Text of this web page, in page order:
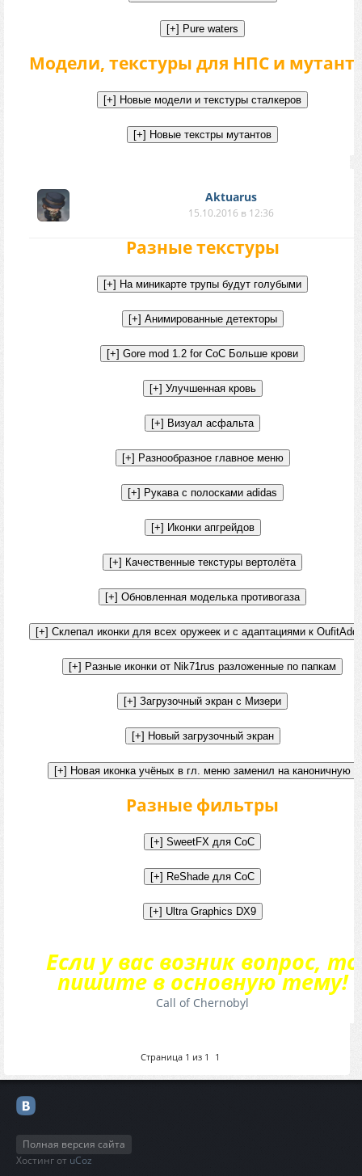
Модели, текстуры для НПС и
Aktuarus
15.10.2016 в 12:36
Разные текстуры
Разные фильтры
Если у вас возник вопрос, то
пишите в основную тему!
Call of Chernobyl
Страница 1 из 1 1
Полная версия сайта
Хостинг от uCoz